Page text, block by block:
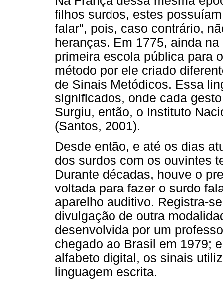
filhos surdos, estes
falar", pois, caso contrário,
heranças. Em 1775, ainda
primeira escola pública para
método por ele criado
de Sinais Metódicos. Essa
significados, onde cada
Surgiu, então, o Instituto
(Santos, 2001).
Desde então, e até os dias
dos surdos com os ouvintes
Durante décadas, houve o
voltada para fazer o surdo
aparelho auditivo. Registra-
divulgação de outra
desenvolvida por um
chegado ao Brasil em 1979;
alfabeto digital, os sinais
linguagem escrita.